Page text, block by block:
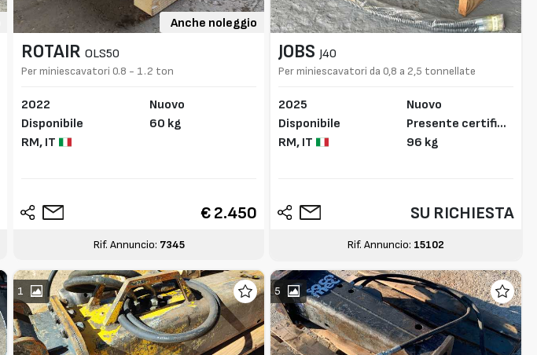
Anche noleggio
ROTAIR OLS50
Per miniescavatori 0.8 - 1.2 ton
2022
Disponibile
RM, IT
Nuovo
60 kg
€ 2.450
Rif. Annuncio: 7345
JOBS J40
Per miniescavatori da 0,8 a 2,5 tonnellate
2025
Disponibile
RM, IT
Nuovo
Presente certifica
to CE
96 kg
SU RICHIESTA
Rif. Annuncio: 15102
1 5